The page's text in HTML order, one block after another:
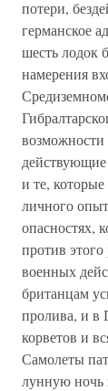
потери,
германское
шесть лодок
намерения
и те,
личного
опасностях,
против
военных
британцам
пролива, и в
корветов и
Самолеты
лунную ночь